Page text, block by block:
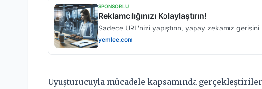
Uyuşturucuyla mücadele kapsamında